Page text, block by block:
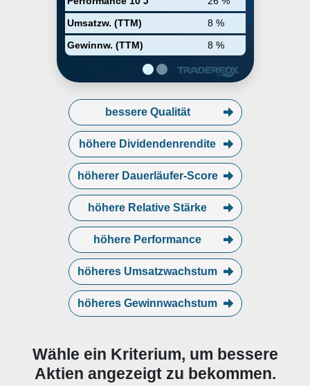
Umsatzw. (TTM)
8 %
Gewinnw. (TTM)
8 %
the sport sandal and modern
outdoor lifestyle category, such
as sandals, shoes, and boots. The
Sanuk Brand segment originated
in Southern California surf culture
and has emerged into a lifestyle
brand with a presence in the
categories. The Other Brands
segment includes the Koolaburra
by UGG brand. The Direct-to-
Consumer segment consists of
retail sto
bessere Qualität
höhere Dividendenrendite
höherer Dauerläufer-Score
höhere Relative Stärke
höhere Performance
höheres Umsatzwachstum
höheres Gewinnwachstum
Wähle ein Kriterium, um bessere
Aktien angezeigt zu bekommen.